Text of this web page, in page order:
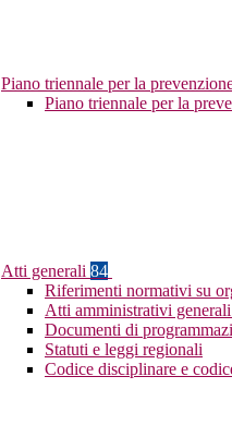
Piano triennale per la
Piano triennale per la
Atti generali 84
Riferimenti normativi su
Atti amministrativi generali
Documenti di
Statuti e leggi regionali
Codice disciplinare e